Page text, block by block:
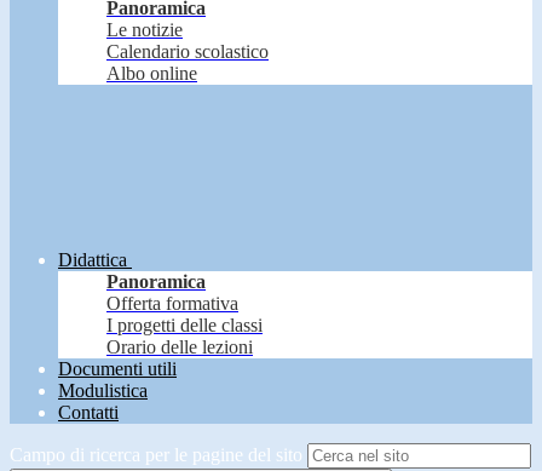
Panoramica
Le notizie
Calendario scolastico
Albo online
Didattica
Panoramica
Offerta formativa
I progetti delle classi
Orario delle lezioni
Documenti utili
Modulistica
Contatti
Campo di ricerca per le pagine del sito